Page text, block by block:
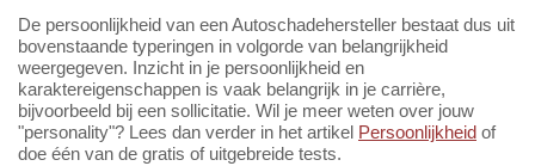
De persoonlijkheid van een Autoschadehersteller bestaat dus uit
bovenstaande typeringen in volgorde van belangrijkheid
weergegeven. Inzicht in je persoonlijkheid en
karaktereigenschappen is vaak belangrijk in je carrière,
bijvoorbeeld bij een sollicitatie. Wil je meer weten over jouw
"personality"? Lees dan verder in het artikel Persoonlijkheid of
doe één van de gratis of uitgebreide tests.